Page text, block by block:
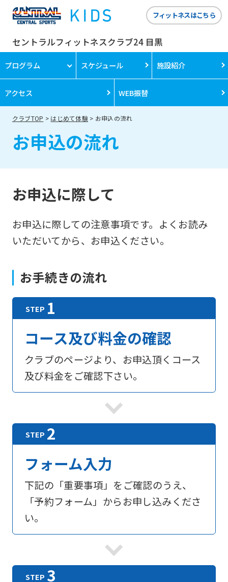
セントラルフィットネスクラブ24 目黒
フィットネスはこちら
プログラム スケジュール 施設紹介
アクセス WEB振替
クラブTOP はじめて体験 お申込の流れ
お申込の流れ
お申込に際して
お申込に際しての注意事項です。よくお読み
いただいてから、お申込ください。
お手続きの流れ
コース及び料金の確認
クラブのページより、お申込頂くコース
及び料金をご確認下さい。
フォーム入力
下記の「重要事項」をご確認のうえ、
「予約フォーム」からお申し込みくださ
い。